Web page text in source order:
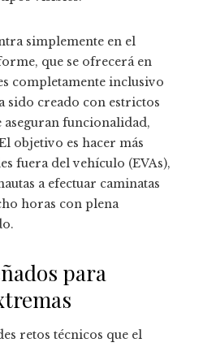
simplemente en el
que se ofrecerá en
completamente inclusivo
sido creado con estrictos
funcionalidad,
objetivo es hacer más
fuera del vehículo (EVAs),
a efectuar caminatas
horas con plena
para
retos técnicos que el